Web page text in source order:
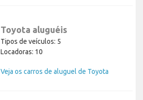
Toyota aluguéis
Tipos de veículos: 5
Locadoras: 10
Veja os carros de aluguel de Toyota